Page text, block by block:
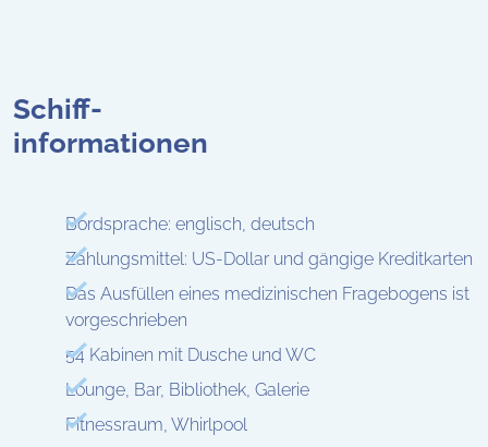
Schiff-
informationen
Bordsprache: englisch, deutsch
Zahlungsmittel: US-Dollar und gängige Kreditkarten
Das Ausfüllen eines medizinischen Fragebogens ist
vorgeschrieben
54 Kabinen mit Dusche und WC
Lounge, Bar, Bibliothek, Galerie
Fitnessraum, Whirlpool